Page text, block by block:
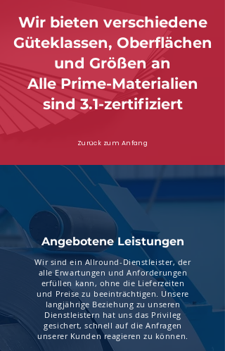
Wir bieten verschiedene
Güteklassen, Oberflächen
und Größen an
Alle Prime-Materialien
sind 3.1-zertifiziert
Zurück zum Anfang
Angebotene Leistungen
Wir sind ein Allround-Dienstleister, der
alle Erwartungen und Anforderungen
erfüllen kann, ohne die Lieferzeiten
und Preise zu beeinträchtigen. Unsere
langjährige Beziehung zu unseren
Dienstleistern hat uns das Privileg
gesichert, schnell auf die Anfragen
unserer Kunden reagieren zu können.